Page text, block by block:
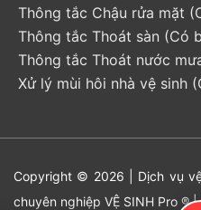
Thông tắc Chậu rửa mặt
Thông tắc Thoát sàn (Có
Thông tắc Thoát nước
Xử lý mùi hôi nhà vệ sinh
Copyright © 2026 | Dịch vụ
chuyên nghiệp VỆ SINH Pro ® |